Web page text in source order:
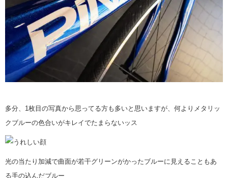
多分、1枚目の写真から思ってる方も多いと思いますが、何よりメタリッ
クブルーの色合いがキレイでたまらないッス
光の当たり加減で曲面が若干グリーンがかったブルーに見えることもあ
る手の込んだブルー